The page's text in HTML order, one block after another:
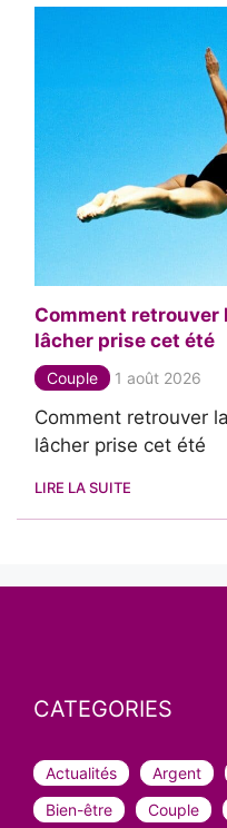
Comment retrouver
lâcher prise cet été
Couple 1 août 2026
Comment retrouver
lâcher prise cet été
LIRE LA SUITE
CATEGORIES
Actualités Argent
Bien-être
Couple